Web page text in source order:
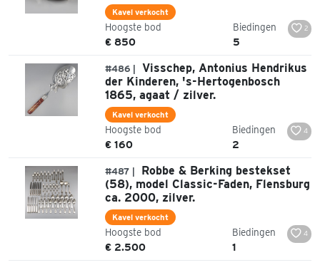
Kavel verkocht
Hoogste bod
€ 850
Biedingen
5
2
#486 |
Visschep, Antonius Hendrikus
der Kinderen, 's-Hertogenbosch
1865, agaat / zilver.
Kavel verkocht
Hoogste bod
€ 160
Biedingen
2
4
#487 |
Robbe & Berking bestekset
(58), model Classic-Faden, Flensburg
ca. 2000, zilver.
Kavel verkocht
Hoogste bod
€ 2.500
Biedingen
1
4